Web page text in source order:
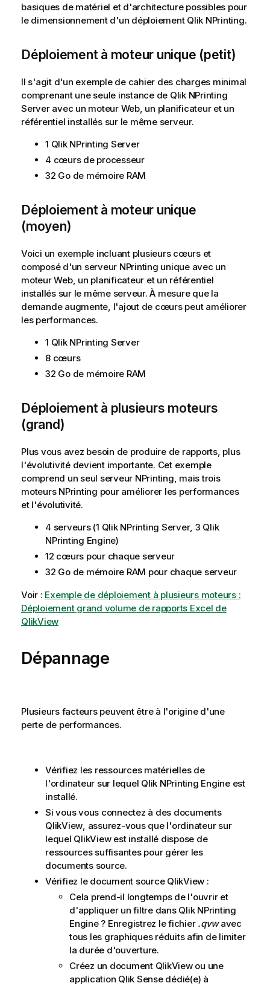
basiques de matériel et d'architecture possibles pour
le dimensionnement d'un déploiement Qlik NPrinting.
Déploiement à moteur unique (petit)
Il s'agit d'un exemple de cahier des charges minimal
comprenant une seule instance de Qlik NPrinting
Serveravec un moteur Web, un planificateur et un
référentiel installés sur le même serveur.
1 Qlik NPrinting Server
4 cœurs de processeur
32 Go de mémoire RAM
Déploiement à moteur unique
(moyen)
Voici un exemple incluant plusieurs cœurs et
composé d'un serveur NPrinting unique avec un
moteur Web, un planificateur et un référentiel
installés sur le même serveur. À mesure que la
demande augmente, l'ajout de cœurs peut améliorer
les performances.
1 Qlik NPrinting Server
8 cœurs
32 Go de mémoire RAM
Déploiement à plusieurs moteurs
(grand)
Plus vous avez besoin de produire de rapports, plus
l'évolutivité devient importante. Cet exemple
comprend un seul serveur NPrinting, mais trois
moteurs NPrinting pour améliorer les performances
et l'évolutivité.
4 serveurs (1 Qlik NPrinting Server, 3 Qlik
NPrinting Engine)
12 cœurs pour chaque serveur
32 Go de mémoire RAM pour chaque serveur
Voir : Exemple de déploiement à plusieurs moteurs :
Déploiement grand volume de rapports Excel de
QlikView
Dépannage
Plusieurs facteurs peuvent être à l'origine d'une
perte de performances.
Vérifiez les ressources matérielles de
l'ordinateur sur lequel Qlik NPrinting Engineest
installé.
Si vous vous connectez à des documents
QlikView, assurez-vous que l'ordinateur sur
lequel QlikViewest installé dispose de
ressources suffisantes pour gérer les
documents source.
Vérifiez le document source QlikView :
Cela prend-il longtemps de l'ouvrir et
d'appliquer un filtre dans Qlik NPrinting
Engine? Enregistrez le fichier .qvwavec
tous les graphiques réduits afin de limiter
la durée d'ouverture.
Créez un document QlikViewou une
application Qlik Sensedédié(e) à